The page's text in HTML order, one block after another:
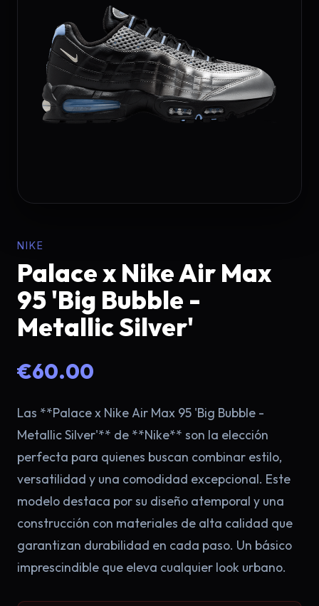
NIKE
Palace x Nike Air Max
95 'Big Bubble -
Metallic Silver'
€60.00
Las **Palace x Nike Air Max 95 'Big Bubble -
Metallic Silver'** de **Nike** son la elección
perfecta para quienes buscan combinar estilo,
versatilidad y una comodidad excepcional. Este
modelo destaca por su diseño atemporal y una
construcción con materiales de alta calidad que
garantizan durabilidad en cada paso. Un básico
imprescindible que eleva cualquier look urbano.
×